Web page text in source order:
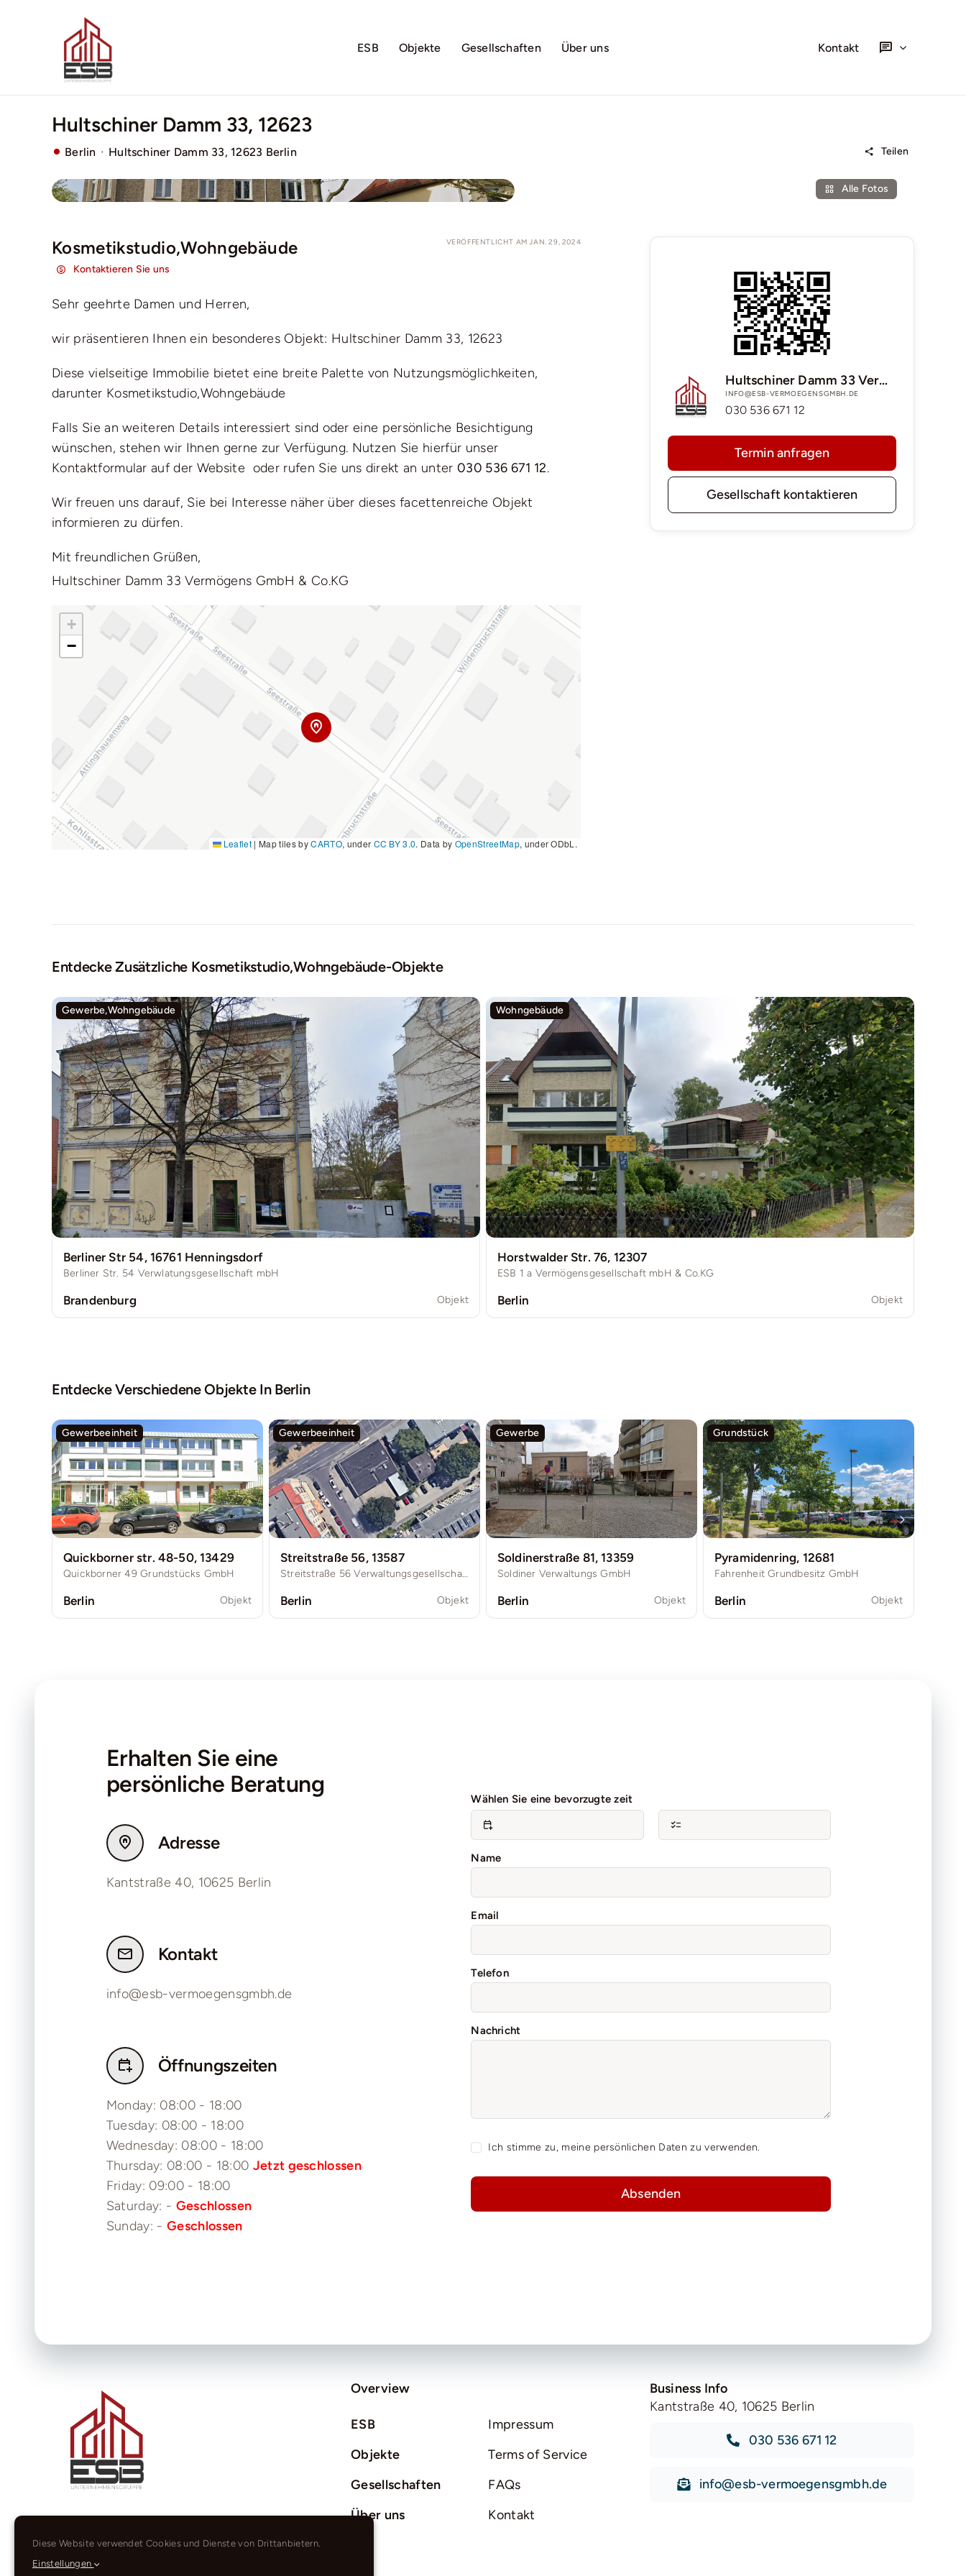
ESB Objekte Gesellschaften Über uns Kontakt
Hultschiner Damm 33, 12623
Berlin · Hultschiner Damm 33, 12623 Berlin Teilen
Alle Fotos
Kosmetikstudio,Wohngebäude
Kontaktieren Sie uns
VERÖFFENTLICHT AM JAN. 29, 2024
Sehr geehrte Damen und Herren,
wir präsentieren Ihnen ein besonderes Objekt: Hultschiner Damm 33, 12623
Diese vielseitige Immobilie bietet eine breite Palette von Nutzungsmöglichkeiten,
darunter Kosmetikstudio,Wohngebäude
Falls Sie an weiteren Details interessiert sind oder eine persönliche Besichtigung
wünschen, stehen wir Ihnen gerne zur Verfügung. Nutzen Sie hierfür unser
Kontaktformular auf der Website oder rufen Sie uns direkt an unter030 536 671 12.
Wir freuen uns darauf, Sie bei Interesse näher über dieses facettenreiche Objekt
informieren zu dürfen.
Mit freundlichen Grüßen,
Hultschiner Damm 33 Vermögens GmbH & Co.KG
+
−
Leaflet | Map tiles byCARTO, under CC BY 3.0. Data by OpenStreetMap, under ODbL.
Hultschiner Damm 33 Vermögens GmbH & Co.KG
INFO@ESB-VERMOEGENSGMBH.DE
030 536 671 12
Termin anfragen
Gesellschaft kontaktieren
Entdecke Zusätzliche Kosmetikstudio,Wohngebäude-Objekte
Gewerbe,Wohngebäude
Berliner Str 54, 16761 Henningsdorf
Berliner Str. 54 Verwlatungsgesellschaft mbH
Brandenburg Objekt
Wohngebäude
Horstwalder Str. 76, 12307
ESB 1 a Vermögensgesellschaft mbH & Co.KG
Berlin Objekt
Entdecke Verschiedene Objekte In Berlin
Gewerbeeinheit
Quickborner str. 48-50, 13429
Quickborner 49 Grundstücks GmbH
Berlin Objekt
Gewerbeeinheit
Streitstraße 56, 13587
Streitstraße 56 Verwaltungsgesellschaft mbH
Berlin Objekt
Gewerbe
Soldinerstraße 81, 13359
Soldiner Verwaltungs GmbH
Berlin Objekt
Grundstück
Pyramidenring, 12681
Fahrenheit Grundbesitz GmbH
Berlin Objekt
Erhalten Sie eine
persönliche Beratung
Adresse
Kantstraße 40, 10625 Berlin
Kontakt
info@esb-vermoegensgmbh.de
Öffnungszeiten
Monday: 08:00 - 18:00
Tuesday: 08:00 - 18:00
Wednesday: 08:00 - 18:00
Thursday: 08:00 - 18:00 Jetzt geschlossen
Friday: 09:00 - 18:00
Saturday: - Geschlossen
Sunday: -Geschlossen
Wählen Sie eine bevorzugte zeit
Name
Email
Telefon
Nachricht
Ich stimme zu, meine persönlichen Daten zu verwenden.
Absenden
Overview
ESB
Objekte
Gesellschaften
Über uns
Impressum
Terms of Service
FAQs
Kontakt
Business Info
Kantstraße 40, 10625 Berlin
030 536 671 12
info@esb-vermoegensgmbh.de
Diese Website verwendet Cookies und Dienste von Drittanbietern.
Einstellungen